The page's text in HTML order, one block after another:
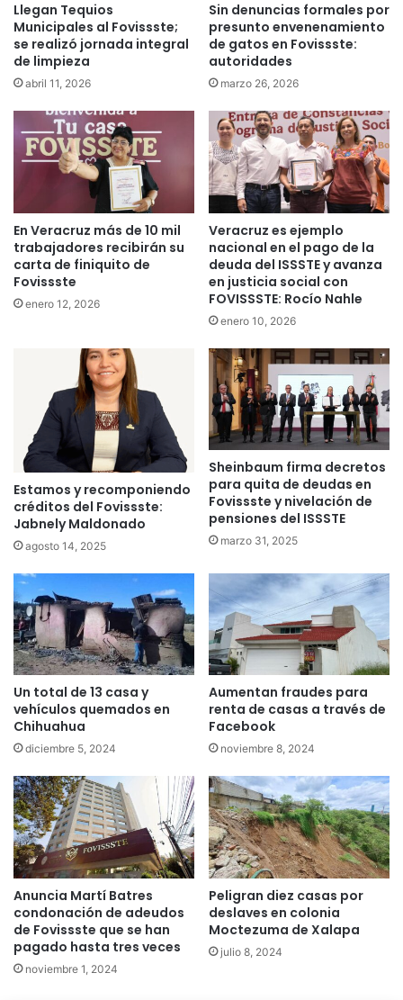
Llegan Tequios
Municipales al Fovissste;
se realizó jornada integral
de limpieza
abril 11, 2026
Sin denuncias formales por
presunto envenenamiento
de gatos en Fovissste:
autoridades
marzo 26, 2026
En Veracruz más de 10 mil
trabajadores recibirán su
carta de finiquito de
Fovissste
enero 12, 2026
Veracruz es ejemplo
nacional en el pago de la
deuda del ISSSTE y avanza
en justicia social con
FOVISSSTE: Rocío Nahle
enero 10, 2026
Estamos y recomponiendo
créditos del Fovissste:
Jabnely Maldonado
agosto 14, 2025
Sheinbaum firma decretos
para quita de deudas en
Fovissste y nivelación de
pensiones del ISSSTE
marzo 31, 2025
Un total de 13 casa y
vehículos quemados en
Chihuahua
diciembre 5, 2024
Aumentan fraudes para
renta de casas a través de
Facebook
noviembre 8, 2024
Anuncia Martí Batres
condonación de adeudos
de Fovissste que se han
pagado hasta tres veces
noviembre 1, 2024
Peligran diez casas por
deslaves en colonia
Moctezuma de Xalapa
julio 8, 2024